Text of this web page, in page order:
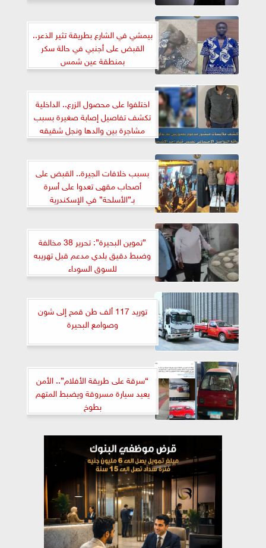
بيمشي في الشارع بطريقة تثير الذعر..
القبض على أجنبي في حالة سكر
بمنطقة عين شمس
اختلفوا على محصول الزرع.. الداخلية
تكشف تفاصيل إصابة صغيرة بسبب
مشاجرة بين والدها ونجل شقيقه
بدمياط
بسبب خلافات الجيرة.. القبض على
أصحاب مقهى تعدوا على أسرة
بـ”الأسلحة” في الإسكندرية
”تموين البحيرة”: تحرير 38 مخالفة
وضبط دقيق بلدي مدعم قبل تهريبه
للسوق السوداء
توريد 117 ألف طن قمح إلى شون
وصوامع البحيرة
“سرقة على طريقة الأفلام”.. الأمن
يعيد سيارة مسروقة ويضبط المتهم
بطوخ